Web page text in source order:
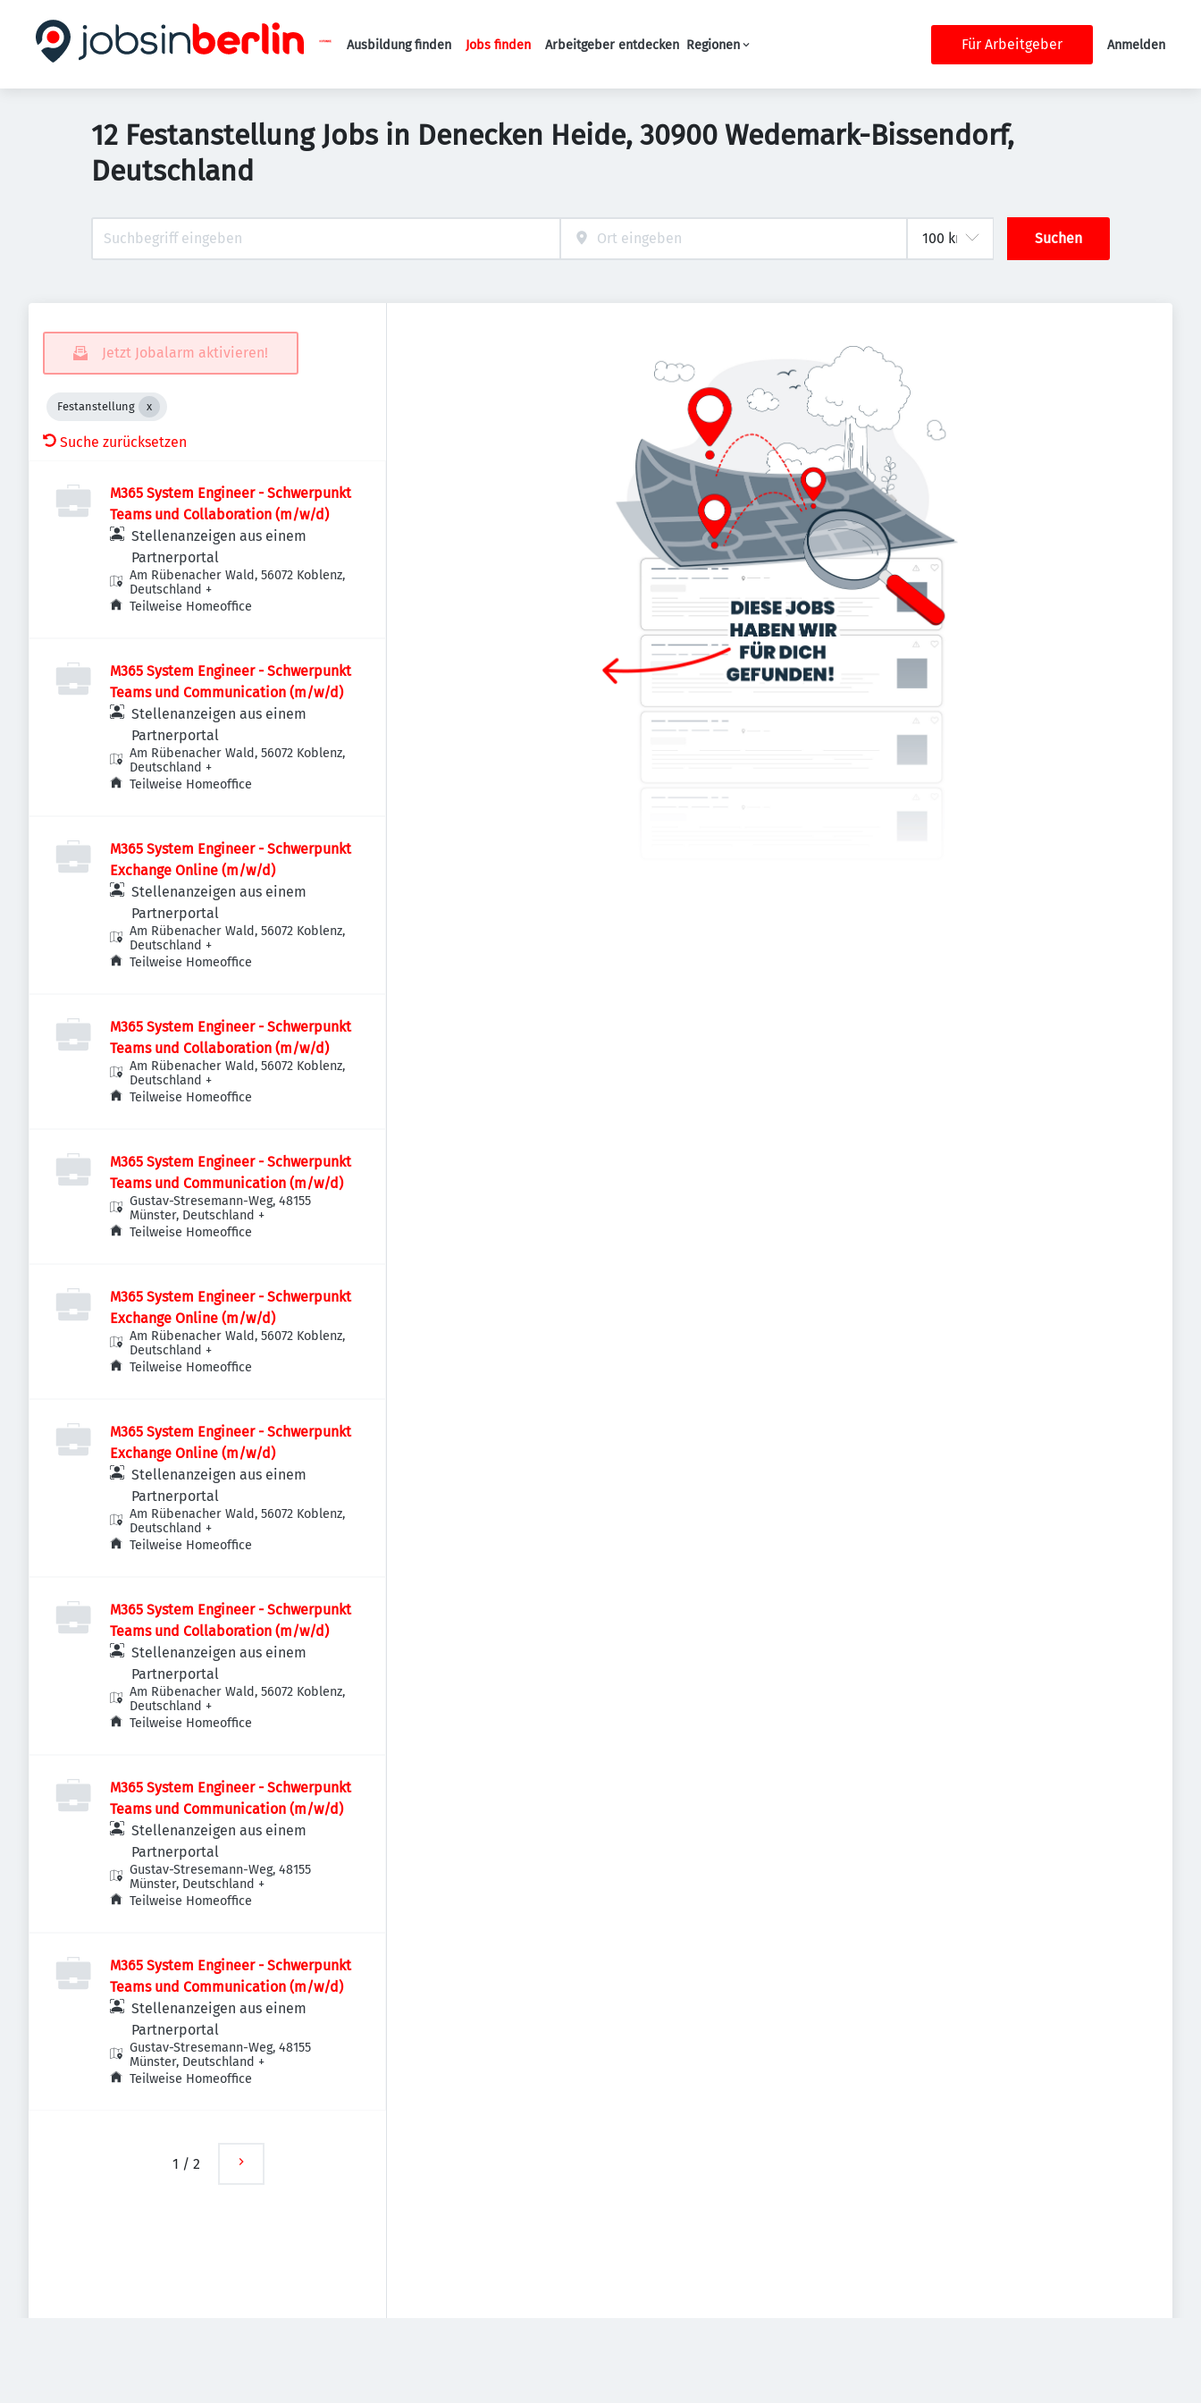
Haupt-Navigation
Ausbildung finden Jobs finden Arbeitgeber entdecken Regionen Für Arbeitgeber Anmelden
12 Festanstellung Jobs in Denecken Heide, 30900 Wedemark-Bissendorf,
Deutschland
Suchen
Jetzt Jobalarm aktivieren!
Festanstellung
Suche zurücksetzen
M365 System Engineer - Schwerpunkt
Teams und Collaboration (m/w/d)
Stellenanzeigen aus einem
Partnerportal
Am Rübenacher Wald, 56072 Koblenz,
Deutschland +
Teilweise Homeoffice
M365 System Engineer - Schwerpunkt
Teams und Communication (m/w/d)
Stellenanzeigen aus einem
Partnerportal
Am Rübenacher Wald, 56072 Koblenz,
Deutschland +
Teilweise Homeoffice
M365 System Engineer - Schwerpunkt
Exchange Online (m/w/d)
Stellenanzeigen aus einem
Partnerportal
Am Rübenacher Wald, 56072 Koblenz,
Deutschland +
Teilweise Homeoffice
M365 System Engineer - Schwerpunkt
Teams und Collaboration (m/w/d)
Am Rübenacher Wald, 56072 Koblenz,
Deutschland +
Teilweise Homeoffice
M365 System Engineer - Schwerpunkt
Teams und Communication (m/w/d)
Gustav-Stresemann-Weg, 48155
Münster, Deutschland +
Teilweise Homeoffice
M365 System Engineer - Schwerpunkt
Exchange Online (m/w/d)
Am Rübenacher Wald, 56072 Koblenz,
Deutschland +
Teilweise Homeoffice
M365 System Engineer - Schwerpunkt
Exchange Online (m/w/d)
Stellenanzeigen aus einem
Partnerportal
Am Rübenacher Wald, 56072 Koblenz,
Deutschland +
Teilweise Homeoffice
M365 System Engineer - Schwerpunkt
Teams und Collaboration (m/w/d)
Stellenanzeigen aus einem
Partnerportal
Am Rübenacher Wald, 56072 Koblenz,
Deutschland +
Teilweise Homeoffice
M365 System Engineer - Schwerpunkt
Teams und Communication (m/w/d)
Stellenanzeigen aus einem
Partnerportal
Gustav-Stresemann-Weg, 48155
Münster, Deutschland +
Teilweise Homeoffice
M365 System Engineer - Schwerpunkt
Teams und Communication (m/w/d)
Stellenanzeigen aus einem
Partnerportal
Gustav-Stresemann-Weg, 48155
Münster, Deutschland +
Teilweise Homeoffice
1 / 2